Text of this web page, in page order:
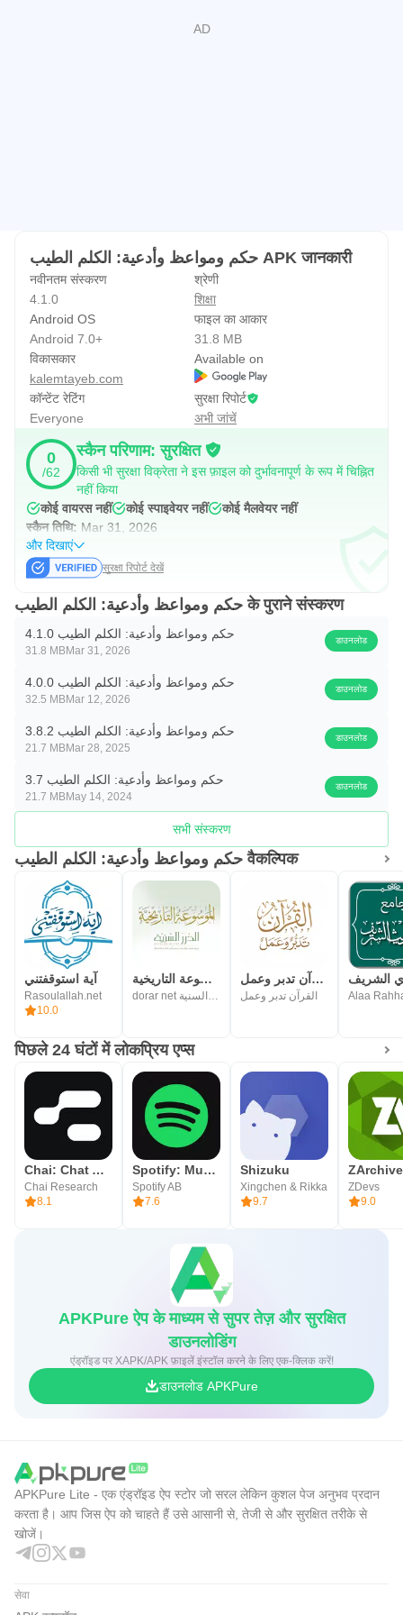
حكم ومواعظ وأدعية: الكلم الطيب APK जानकारी
नवीनतम संस्करण
4.1.0
श्रेणी
शिक्षा
Android OS
Android 7.0+
फाइल का आकार
31.8 MB
विकासकार
kalemtayeb.com
Available on
कॉन्टेंट रेटिंग
Everyone
सुरक्षा रिपोर्ट
अभी जांचें
0
/62
स्कैन परिणाम: सुरक्षित
किसी भी सुरक्षा विक्रेता ने इस फ़ाइल को दुर्भावनापूर्ण के रूप में चिह्नित
नहीं किया
कोई वायरस नहीं
कोई स्पाइवेयर नहीं
कोई मैलवेयर नहीं
स्कैन तिथि: Mar 31, 2026
और दिखाएं
सुरक्षा रिपोर्ट देखें
حكم ومواعظ وأدعية: الكلم الطيب के पुराने संस्करण
حكم ومواعظ وأدعية: الكلم الطيب 4.1.0
31.8 MBMar 31, 2026
डाउनलोड
حكم ومواعظ وأدعية: الكلم الطيب 4.0.0
32.5 MBMar 12, 2026
डाउनलोड
حكم ومواعظ وأدعية: الكلم الطيب 3.8.2
21.7 MBMar 28, 2025
डाउनलोड
حكم ومواعظ وأدعية: الكلم الطيب 3.7
21.7 MBMay 14, 2024
डाउनलोड
सभी संस्करण
حكم ومواعظ وأدعية: الكلم الطيب वैकल्पिक
آية استوقفتني
Rasoulallah.net
10.0
الموسوعة التاريخية القرآن تدبر وعمل
القرآن تدبر وعمل Alaa
पिछले 24 घंटों में लोकप्रिय एप्स
Chai: Chat AI Platform
Chai Research
8.1
Spotify: Music and Podcasts
Spotify AB
7.6
Shizuku
Xingchen & Rikka
9.7
ZDevs
9.0
APKPure ऐप के माध्यम से सुपर तेज़ और सुरक्षित
डाउनलोडिंग
एंड्रॉइड पर XAPK/APK फ़ाइलें इंस्टॉल करने के लिए एक-क्लिक करें!
डाउनलोड APKPure
APKPure Lite - एक एंड्रॉइड ऐप स्टोर जो सरल लेकिन कुशल पेज अनुभव प्रदान
करता है। आप जिस ऐप को चाहते हैं उसे आसानी से, तेजी से और सुरक्षित तरीके से
खोजें।
सेवा